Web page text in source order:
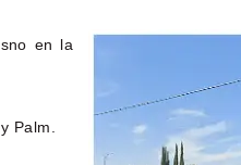
en la
Palm.